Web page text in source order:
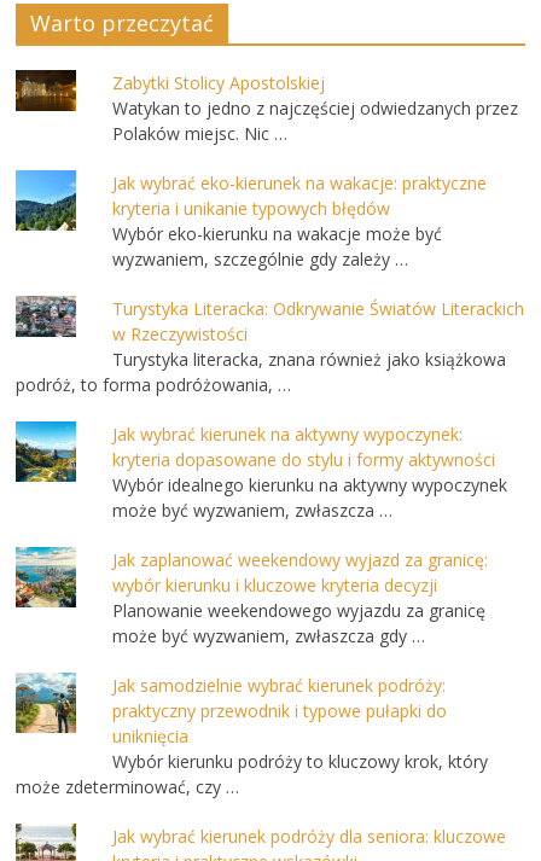
Warto przeczytać
Zabytki Stolicy Apostolskiej
Watykan to jedno z najczęściej odwiedzanych przez
Polaków miejsc. Nic …
Jak wybrać eko-kierunek na wakacje: praktyczne
kryteria i unikanie typowych błędów
Wybór eko-kierunku na wakacje może być
wyzwaniem, szczególnie gdy zależy …
Turystyka Literacka: Odkrywanie Światów Literackich
w Rzeczywistości
Turystyka literacka, znana również jako książkowa
podróż, to forma podróżowania, …
Jak wybrać kierunek na aktywny wypoczynek:
kryteria dopasowane do stylu i formy aktywności
Wybór idealnego kierunku na aktywny wypoczynek
może być wyzwaniem, zwłaszcza …
Jak zaplanować weekendowy wyjazd za granicę:
wybór kierunku i kluczowe kryteria decyzji
Planowanie weekendowego wyjazdu za granicę
może być wyzwaniem, zwłaszcza gdy …
Jak samodzielnie wybrać kierunek podróży:
praktyczny przewodnik i typowe pułapki do
uniknięcia
Wybór kierunku podróży to kluczowy krok, który
może zdetermino­wać, czy …
Jak wybrać kierunek podróży dla seniora: kluczowe